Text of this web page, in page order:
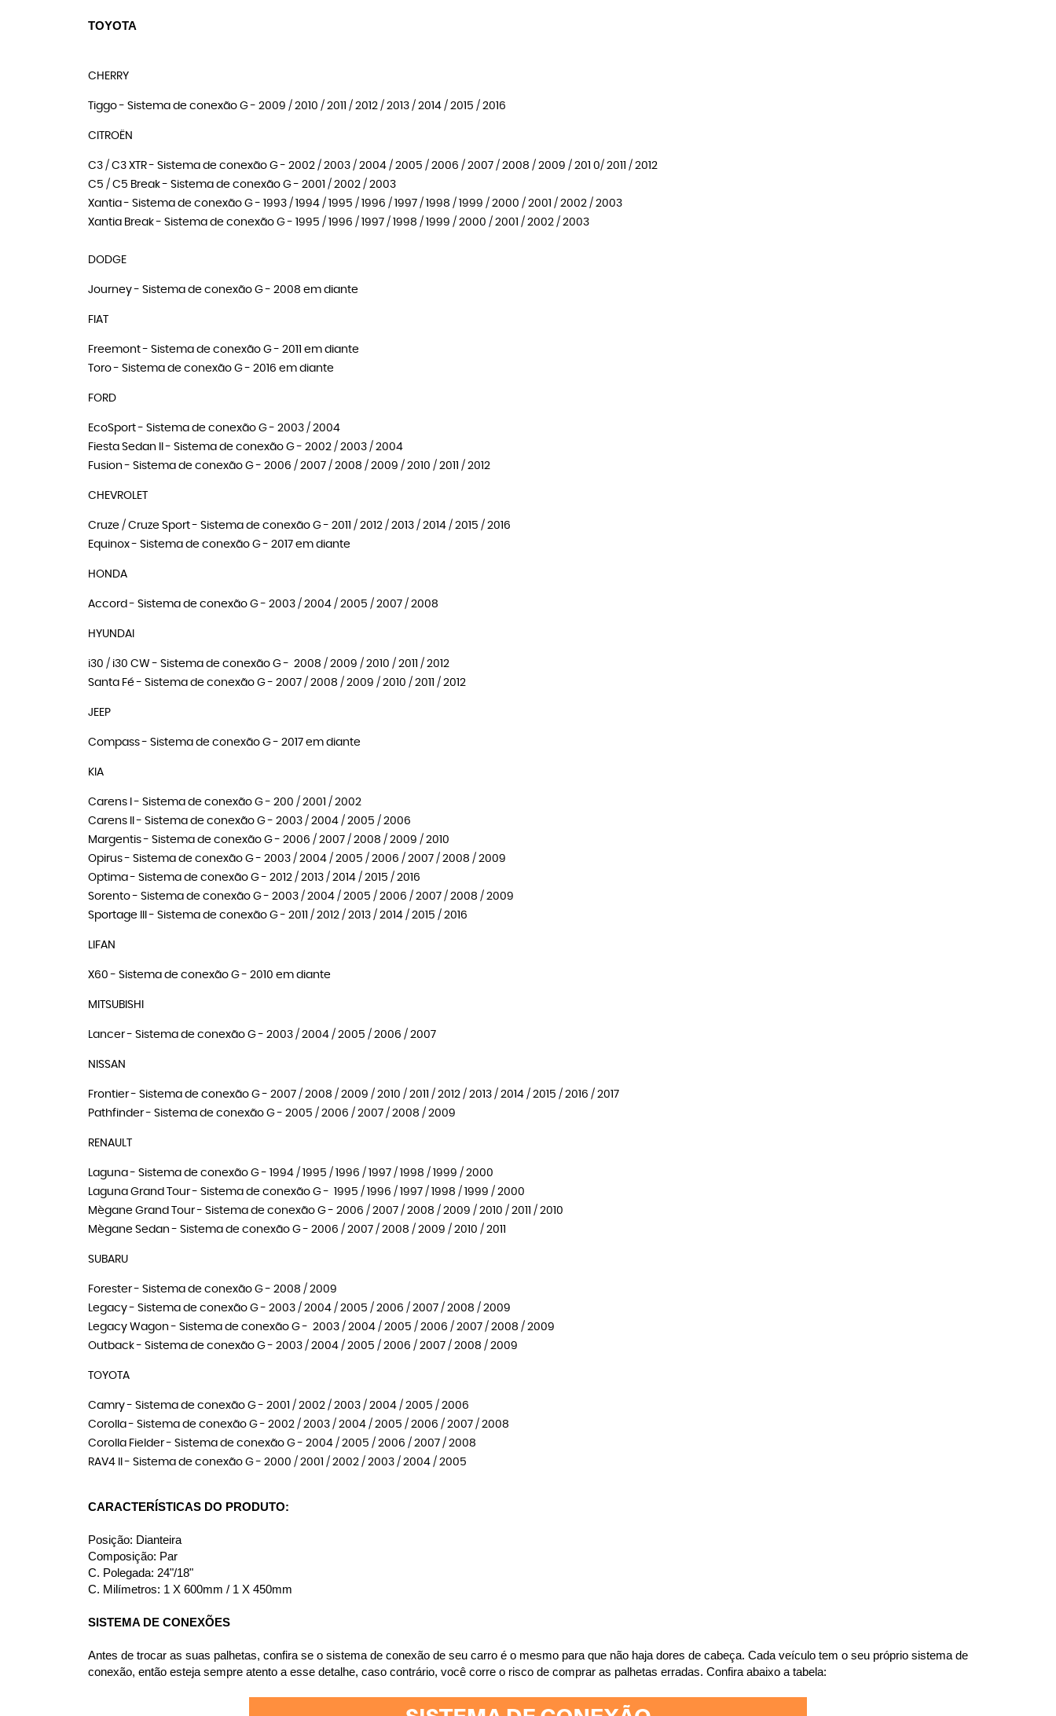
TOYOTA
CHERRY
Tiggo - Sistema de conexão G - 2009 / 2010 / 2011 / 2012 / 2013 / 2014 / 2015 / 2016
CITROËN
C3 / C3 XTR - Sistema de conexão G - 2002 / 2003 / 2004 / 2005 / 2006 / 2007 / 2008 / 2009 / 201 0/ 2011 / 2012
C5 / C5 Break - Sistema de conexão G - 2001 / 2002 / 2003
Xantia - Sistema de conexão G - 1993 / 1994 / 1995 / 1996 / 1997 / 1998 / 1999 / 2000 / 2001 / 2002 / 2003
Xantia Break - Sistema de conexão G - 1995 / 1996 / 1997 / 1998 / 1999 / 2000 / 2001 / 2002 / 2003
DODGE
Journey - Sistema de conexão G - 2008 em diante
FIAT
Freemont - Sistema de conexão G - 2011 em diante
Toro - Sistema de conexão G - 2016 em diante
FORD
EcoSport - Sistema de conexão G - 2003 / 2004
Fiesta Sedan II - Sistema de conexão G - 2002 / 2003 / 2004
Fusion - Sistema de conexão G - 2006 / 2007 / 2008 / 2009 / 2010 / 2011 / 2012
CHEVROLET
Cruze / Cruze Sport - Sistema de conexão G - 2011 / 2012 / 2013 / 2014 / 2015 / 2016
Equinox - Sistema de conexão G - 2017 em diante
HONDA
Accord - Sistema de conexão G - 2003 / 2004 / 2005 / 2007 / 2008
HYUNDAI
i30 / i30 CW - Sistema de conexão G - 2008 / 2009 / 2010 / 2011 / 2012
Santa Fé - Sistema de conexão G - 2007 / 2008 / 2009 / 2010 / 2011 / 2012
JEEP
Compass - Sistema de conexão G - 2017 em diante
KIA
Carens I - Sistema de conexão G - 200 / 2001 / 2002
Carens II - Sistema de conexão G - 2003 / 2004 / 2005 / 2006
Margentis - Sistema de conexão G - 2006 / 2007 / 2008 / 2009 / 2010
Opirus - Sistema de conexão G - 2003 / 2004 / 2005 / 2006 / 2007 / 2008 / 2009
Optima - Sistema de conexão G - 2012 / 2013 / 2014 / 2015 / 2016
Sorento - Sistema de conexão G - 2003 / 2004 / 2005 / 2006 / 2007 / 2008 / 2009
Sportage III - Sistema de conexão G - 2011 / 2012 / 2013 / 2014 / 2015 / 2016
LIFAN
X60 - Sistema de conexão G - 2010 em diante
MITSUBISHI
Lancer - Sistema de conexão G - 2003 / 2004 / 2005 / 2006 / 2007
NISSAN
Frontier - Sistema de conexão G - 2007 / 2008 / 2009 / 2010 / 2011 / 2012 / 2013 / 2014 / 2015 / 2016 / 2017
Pathfinder - Sistema de conexão G - 2005 / 2006 / 2007 / 2008 / 2009
RENAULT
Laguna - Sistema de conexão G - 1994 / 1995 / 1996 / 1997 / 1998 / 1999 / 2000
Laguna Grand Tour - Sistema de conexão G - 1995 / 1996 / 1997 / 1998 / 1999 / 2000
Mègane Grand Tour - Sistema de conexão G - 2006 / 2007 / 2008 / 2009 / 2010 / 2011 / 2010
Mègane Sedan - Sistema de conexão G - 2006 / 2007 / 2008 / 2009 / 2010 / 2011
SUBARU
Forester - Sistema de conexão G - 2008 / 2009
Legacy - Sistema de conexão G - 2003 / 2004 / 2005 / 2006 / 2007 / 2008 / 2009
Legacy Wagon - Sistema de conexão G - 2003 / 2004 / 2005 / 2006 / 2007 / 2008 / 2009
Outback - Sistema de conexão G - 2003 / 2004 / 2005 / 2006 / 2007 / 2008 / 2009
TOYOTA
Camry - Sistema de conexão G - 2001 / 2002 / 2003 / 2004 / 2005 / 2006
Corolla - Sistema de conexão G - 2002 / 2003 / 2004 / 2005 / 2006 / 2007 / 2008
Corolla Fielder - Sistema de conexão G - 2004 / 2005 / 2006 / 2007 / 2008
RAV4 II - Sistema de conexão G - 2000 / 2001 / 2002 / 2003 / 2004 / 2005
CARACTERÍSTICAS DO PRODUTO:
Posição: Dianteira
Composição: Par
C. Polegada: 24"/18"
C. Milímetros: 1 X 600mm / 1 X 450mm
SISTEMA DE CONEXÕES
Antes de trocar as suas palhetas, confira se o sistema de conexão de seu carro é o mesmo para que não haja dores de cabeça. Cada veículo tem o seu próprio sistema de
conexão, então esteja sempre atento a esse detalhe, caso contrário, você corre o risco de comprar as palhetas erradas. Confira abaixo a tabela: